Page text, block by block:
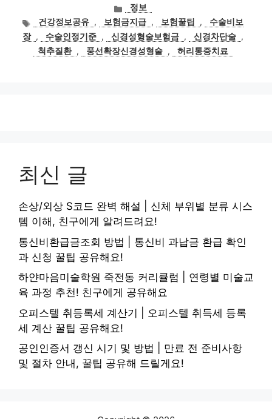
카
테
고
리
정보
태건강정보공유 , 보험금지급 , 보험꿀팁 ,
수술비보
장 , 수술인정기준 , 신경성형술보험금 , 신경차단술 ,
척추질환 , 풍선확장신경성형술 , 허리통증치료
최신 글
손상/외상 S코드 완벽 해설 | 신체 부위별 분류 시스
템 이해, 친구에게 알려드려요!
통신비환급금조회 방법 | 통신비 과납금 환급 확인
과 신청 꿀팁 공유해요!
하얀마음미술학원 죽전동 커리큘럼 | 연령별 미술교
육 과정 추천! 친구에게 공유해요
오피스텔 취등록세 계산기 | 오피스텔 취득세 등록
세 계산 꿀팁 공유해요!
공인인증서 갱신 시기 및 방법 | 만료 전 준비사항
및 절차 안내, 꿀팁 공유해 드릴게요!